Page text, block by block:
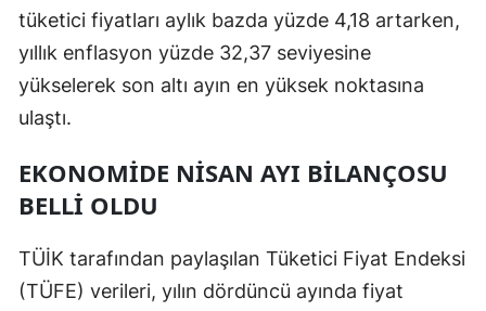
tüketici fiyatları aylık bazda yüzde 4,18 artarken,
yıllık enflasyon yüzde 32,37 seviyesine
yükselerek son altı ayın en yüksek noktasına
ulaştı.
EKONOMIDE NISAN AYI BILANÇOSU
BELLI OLDU
TÜİK tarafından paylaşılan Tüketici Fiyat Endeksi
(TÜFE) verileri, yılın dördüncü ayında fiyat